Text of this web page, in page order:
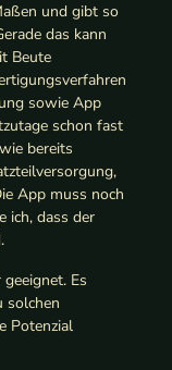
und gibt so
das kann
Beute
sowie App
schon fast
bereits
App muss noch
ich, dass der
Es
solchen
Potenzial